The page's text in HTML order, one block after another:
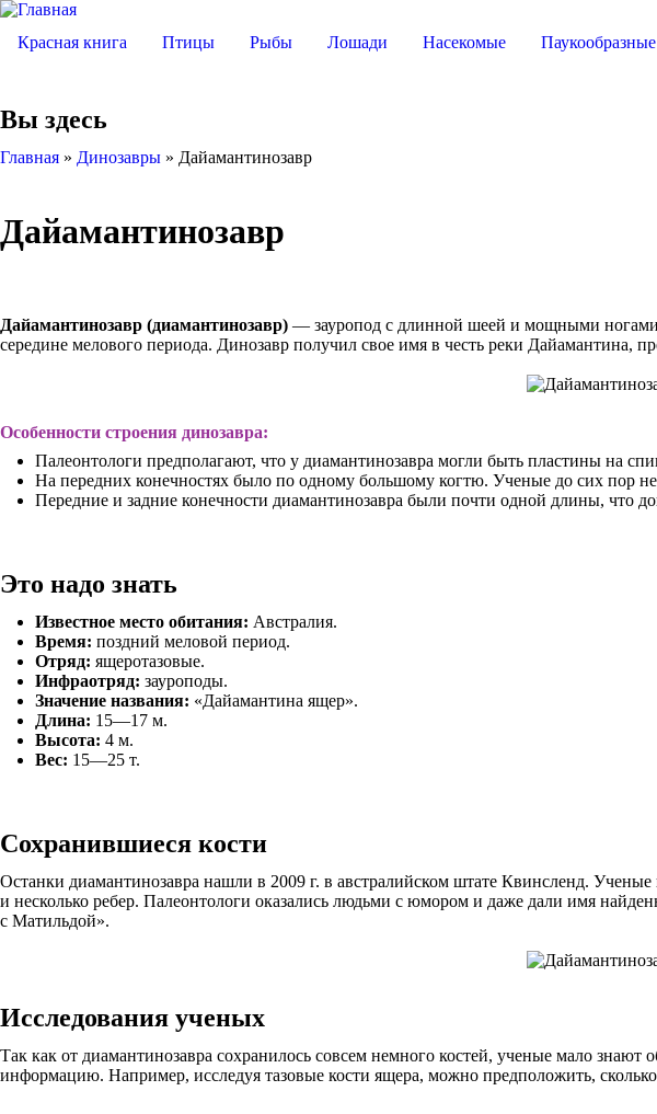
Красная книга Птицы Рыбы Лошади Насекомые Паукообразные
Вы здесь
Главная » Динозавры » Дайамантинозавр
Дайамантинозавр
Дайамантинозавр (диамантинозавр) — зауропод с длинной шеей и мощными
середине мелового периода. Динозавр получил свое имя в честь реки Дайамантина,
Особенности строения динозавра:
Палеонтологи предполагают, что у диамантинозавра могли быть пластины на
На передних конечностях было по одному большому когтю. Ученые до сих пор
Передние и задние конечности диамантинозавра были почти одной длины, что
Это надо знать
Известное место обитания: Австралия.
Время: поздний меловой период.
Отряд: ящеротазовые.
Инфраотряд: зауроподы.
Значение названия: «Дайамантина ящер».
Длина: 15—17 м.
Высота: 4 м.
Вес: 15—25 т.
Сохранившиеся кости
Останки диамантинозавра нашли в 2009 г. в австралийском штате Квинсленд.
и несколько ребер. Палеонтологи оказались людьми с юмором и даже дали имя
с Матильдой».
Исследования ученых
Так как от диамантинозавра сохранилось совсем немного костей, ученые мало
информацию. Например, исследуя тазовые кости ящера, можно предположить,